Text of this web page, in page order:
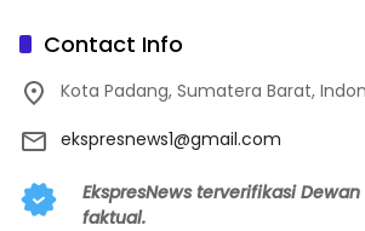
Contact Info
Kota Padang, Sumatera Barat,
ekspresnews1@gmail.com
EkspresNews terverifikasi Dewan
faktual.